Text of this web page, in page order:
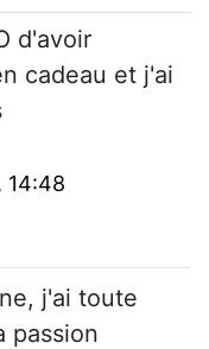
d'avoir
cadeau et j'ai
14:48
j'ai toute
passion